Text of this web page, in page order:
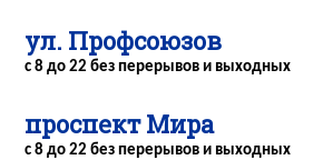
ул. Профсоюзов
с 8 до 22 без перерывов и выходных
проспект Мира
с 8 до 22 без перерывов и выходных